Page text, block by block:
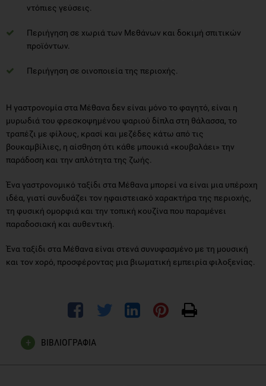
ντόπιες γεύσεις.
Περιήγηση σε χωριά των Μεθάνων και δοκιμή σπιτικών
προϊόντων.
Περιήγηση σε οινοποιεία της περιοχής.
Η γαστρονομία στα Μέθανα δεν είναι μόνο το φαγητό, είναι η
μυρωδιά του φρεσκοψημένου ψαριού δίπλα στη θάλασσα, το
τραπέζι με φίλους, κρασί και μεζέδες κάτω από τις
βουκαμβίλιες, η αίσθηση ότι κάθε μπουκιά «κουβαλάει» την
παράδοση και την απλότητα της ζωής.
Ένα γαστρονομικό ταξίδι στα Μέθανα μπορεί να είναι μια υπέροχη
ιδέα, γιατί συνδυάζει τον ηφαιστειακό χαρακτήρα της περιοχής,
τη φυσική ομορφιά και την τοπική κουζίνα που παραμένει
παραδοσιακή και αυθεντική.
Ένα ταξίδι στα Μέθανα είναι στενά συνυφασμένο με τη μουσική
και τον χορό, προσφέροντας μια βιωματική εμπειρία φιλοξενίας.
ΒΙΒΛΙΟΓΡΑΦΙΑ